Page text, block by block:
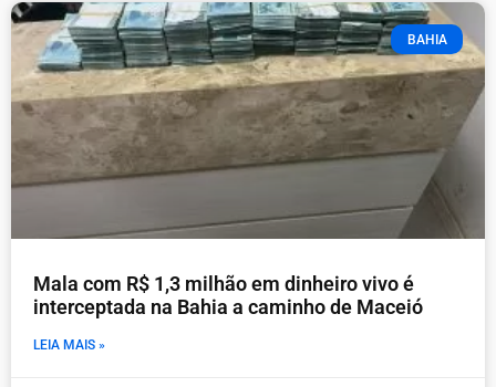
BAHIA
Mala com R$ 1,3 milhão em dinheiro vivo é
interceptada na Bahia a caminho de Maceió
LEIA MAIS »